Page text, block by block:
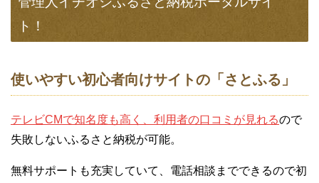
ト！
使いやすい初心者向けサイトの「さとふる」
テレビCMで知名度も高く、利用者の口コミが見れるので
失敗しないふるさと納税が可能。
無料サポートも充実していて、電話相談までできるので初